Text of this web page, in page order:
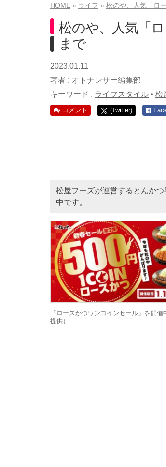
HOME ライフ 松のや、人気「ロ
松のや、人気「
まで
2023.01.11
著者 : オトナンサー編集部
キーワード : ライフスタイル • 松
コメント (Twitter)
松屋フーズが運営するとんか
中です。
「ロースかつワンコインセール」を開
提供）